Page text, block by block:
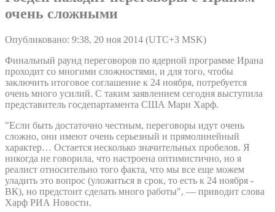
очень сложными
Опубликовано: 9:38, 20 ноя 2014 (UTC+3 MSK)
Финальный раунд переговоров по ядерной программе Ирана
проходит со многими сложностями, и для того, чтобы
заключить итоговое соглашение к 24 ноября, потребуется
очень много усилий. С таким заявлением сегодня выступила
представитель госдепартамента США Мари Харф.
"Если быть достаточно честным, переговоры идут очень
сложно, они имеют очень серьезный и прямолинейный
характер… Остается несколько значительных пробелов. Я
никогда не говорила, что настроена оптимистично, но я
реалист относительно того факта, что мы все еще можем
уладить это вопрос (уложиться в срок, то есть к 24 ноября -
ВК), но предстоит сделать много работы", — приводит слова
Харф РИА Новости.